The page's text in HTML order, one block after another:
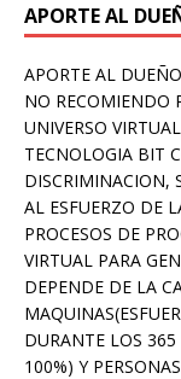
APORTE AL
APORTE AL
NO RECOMIENDO
UNIVERSO
TECNOLOGIA BIT
DISCRIMINACION,
AL ESFUERZO DE
PROCESOS DE
VIRTUAL PARA
DEPENDE DE LA
DURANTE LOS
100%) Y